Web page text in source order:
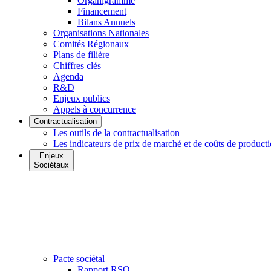
Financement
Bilans Annuels
Organisations Nationales
Comités Régionaux
Plans de filière
Chiffres clés
Agenda
R&D
Enjeux publics
Appels à concurrence
Contractualisation
Les outils de la contractualisation
Les indicateurs de prix de marché et de coûts de
Enjeux
Sociétaux
Pacte sociétal